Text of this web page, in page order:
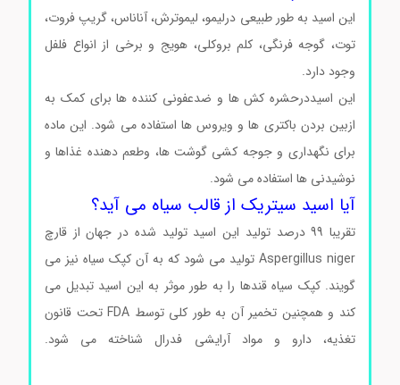
این اسید به طور طبیعی درلیمو، لیموترش، آناناس، گریپ فروت،
توت، گوجه فرنگی، کلم بروکلی، هویج و برخی از انواع فلفل
وجود دارد.
این اسیددرحشره کش ها و ضدعفونی کننده ها برای کمک به
ازبین بردن باکتری ها و ویروس ها استفاده می شود. این ماده
برای نگهداری و جوجه کشی گوشت ها، وطعم دهنده غذاها و
نوشیدنی ها استفاده می شود.
آیا اسید سیتریک از قالب سیاه می آید؟
تقریبا 99 درصد تولید این اسید تولید شده در جهان از قارچ
Aspergillus niger تولید می شود که به آن کپک سیاه نیز می
گویند. کپک سیاه قندها را به طور موثر به این اسید تبدیل می
کند و همچنین تخمیر آن به طور کلی توسط FDA تحت قانون
تغذیه، دارو و مواد آرایشی فدرال شناخته می شود.